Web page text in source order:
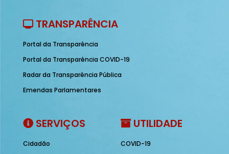
TRANSPARÊNCIA
Portal da Transparência
Portal da Transparência COVID-19
Radar da Transparência Pública
Emendas Parlamentares
SERVIÇOS
Cidadão
UTILIDADE
COVID-19